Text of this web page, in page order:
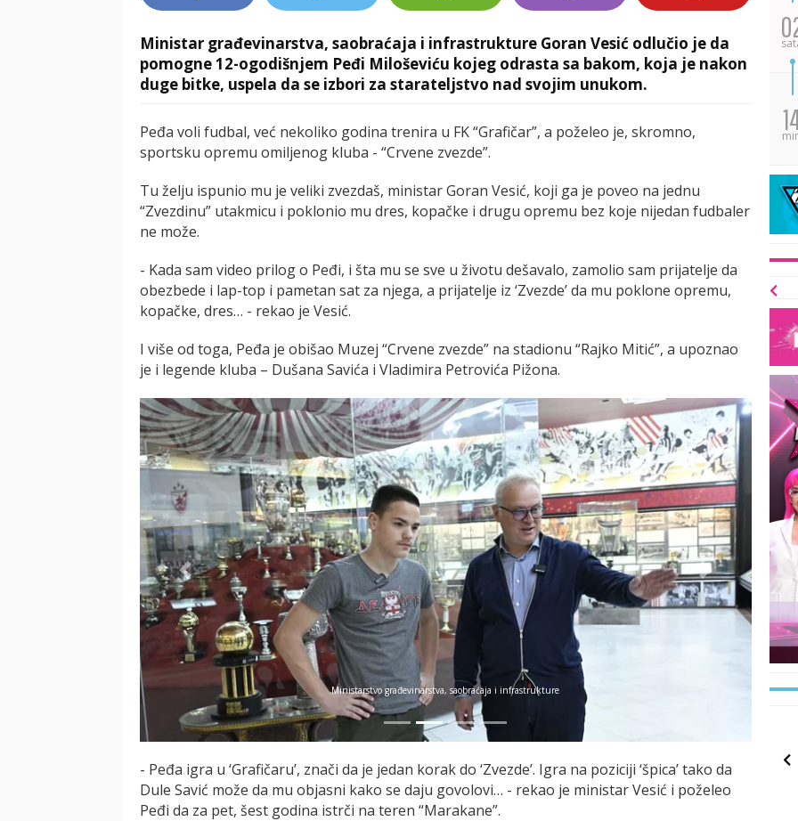
Ministar građevinarstva, saobraćaja i infrastrukture Goran Vesić odlučio je da
pomogne 12-ogodišnjem Peđi Miloševiću kojeg odrasta sa bakom, koja je nakon
duge bitke, uspela da se izbori za starateljstvo nad svojim unukom.
Peđa voli fudbal, već nekoliko godina trenira u FK “Grafičar”, a poželeo je, skromno,
sportsku opremu omiljenog kluba - “Crvene zvezde”.
Tu želju ispunio mu je veliki zvezdaš, ministar Goran Vesić, koji ga je poveo na jednu
“Zvezdinu” utakmicu i poklonio mu dres, kopačke i drugu opremu bez koje nijedan fudbaler
ne može.
- Kada sam video prilog o Peđi, i šta mu se sve u životu dešavalo, zamolio sam prijatelje da
obezbede i lap-top i pametan sat za njega, a prijatelje iz ‘Zvezde’ da mu poklone opremu,
kopačke, dres… - rekao je Vesić.
I više od toga, Peđa je obišao Muzej “Crvene zvezde” na stadionu “Rajko Mitić”, a upoznao
je i legende kluba – Dušana Savića i Vladimira Petrovića Pižona.
Ministarstvo građevinarstva, saobraćaja i infrastrukture
Previous Next
- Peđa igra u ‘Grafičaru’, znači da je jedan korak do ‘Zvezde’. Igra na poziciji ‘špica’ tako da
Dule Savić može da mu objasni kako se daju govolovi… - rekao je ministar Vesić i poželeo
Peđi da za pet, šest godina istrči na teren “Marakane”.